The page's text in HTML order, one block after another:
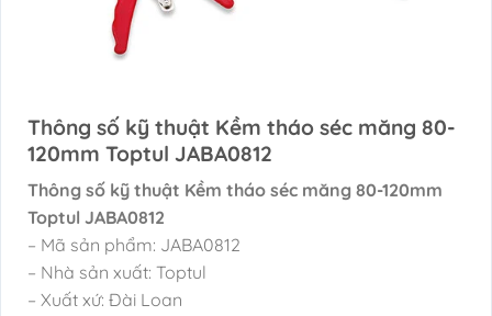
Thông số kỹ thuật Kềm tháo séc măng 80-
120mm Toptul JABA0812
Thông số kỹ thuật Kềm tháo séc măng 80-120mm
Toptul JABA0812
– Mã sản phẩm: JABA0812
– Nhà sản xuất: Toptul
– Xuất xứ: Đài Loan